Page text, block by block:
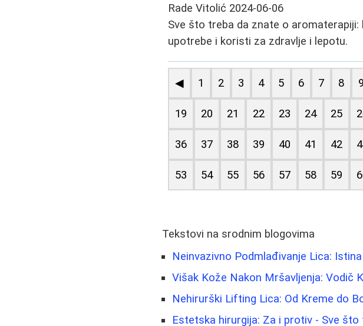
Rade Vitolić 2024-06-06
Sve što treba da znate o
upotrebe i koristi za zdravlje i lepotu.
◀ 1 2 3 4 5 6 7 8 9
19 20 21 22 23 24 25
36 37 38 39 40 41 42
53 54 55 56 57 58 59
Tekstovi na srodnim blogovima
Neinvazivno Podmlađivanje Lica:
Višak Kože Nakon Mršavljenja: Vodič
Nehirurški Lifting Lica: Od Kreme do
Estetska hirurgija: Za i protiv - Sve što